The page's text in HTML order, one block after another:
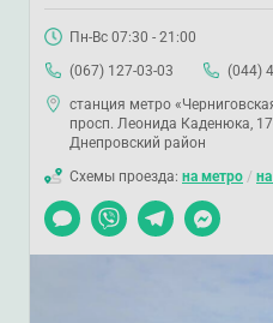
Пн-Вс 07:30 - 21:00
(067) 127-03-03
(044)
станция метро
просп. Леонида Каденюка,
Днепровский район
Схемы проезда: на метро /
Чат
Viber TelegramMessenger